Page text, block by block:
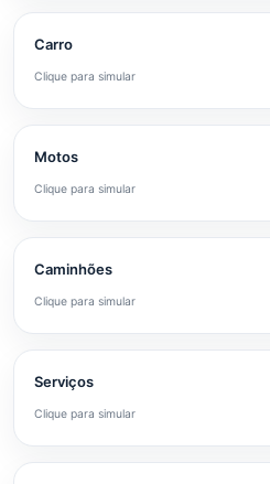
Carro
Clique para simular
Motos
Clique para simular
Caminhões
Clique para simular
Serviços
Clique para simular